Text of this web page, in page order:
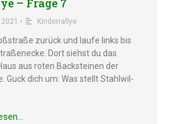
– Frage 7
• Kinder­ral­lye
zurück und laufe links bis
Dort siehst du das
aus roten Backstei­nen der
Guck dich um: Was stellt Stahl­wil­